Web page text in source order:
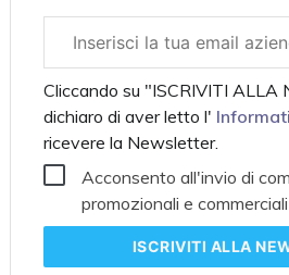
aziendale
Cliccando su "ISCRIVITI ALLA
dichiaro di aver letto l'
ricevere la Newsletter.
Acconsento all'invio di
promozionali e
ISCRIVITI ALLA